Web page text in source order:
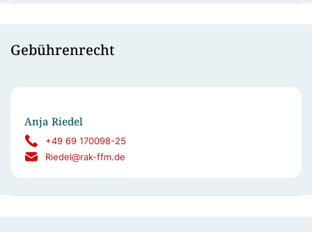
Gebührenrecht
Anja Riedel
+49 69 170098-25
Riedel@rak-ffm.de